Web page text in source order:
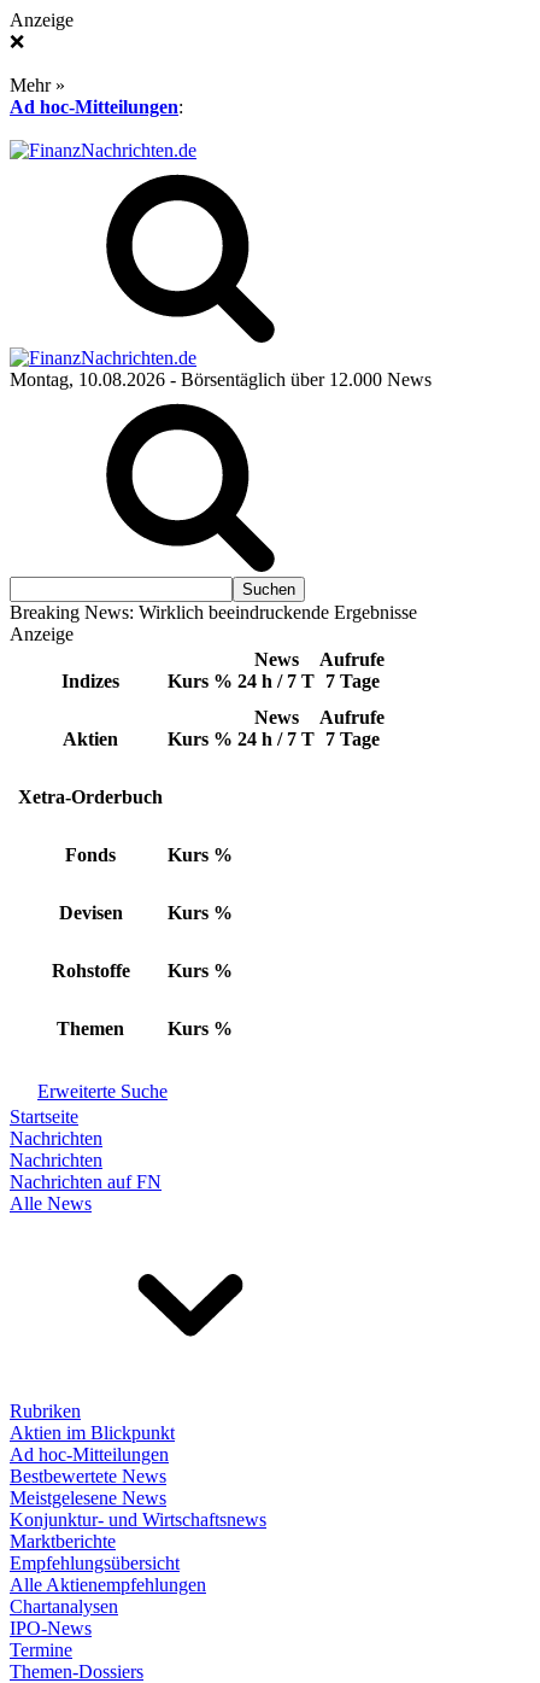
Anzeige
❌
Mehr »
Ad hoc-Mitteilungen:
Montag, 10.08.2026 - Börsentäglich über 12.000 News
Breaking News: Wirklich beeindruckende Ergebnisse
Anzeige
Indizes Kurs %
News
24 h / 7 T
Aufrufe
7 Tage
Aktien Kurs %
News
24 h / 7 T
Aufrufe
7 Tage
Xetra-Orderbuch
Fonds Kurs %
Devisen Kurs %
Rohstoffe Kurs %
Themen Kurs %
Erweiterte Suche
Startseite
Nachrichten
Nachrichten
Nachrichten auf FN
Alle News
Rubriken
Aktien im Blickpunkt
Ad hoc-Mitteilungen
Bestbewertete News
Meistgelesene News
Konjunktur- und Wirtschaftsnews
Marktberichte
Empfehlungsübersicht
Alle Aktienempfehlungen
Chartanalysen
IPO-News
Termine
Themen-Dossiers